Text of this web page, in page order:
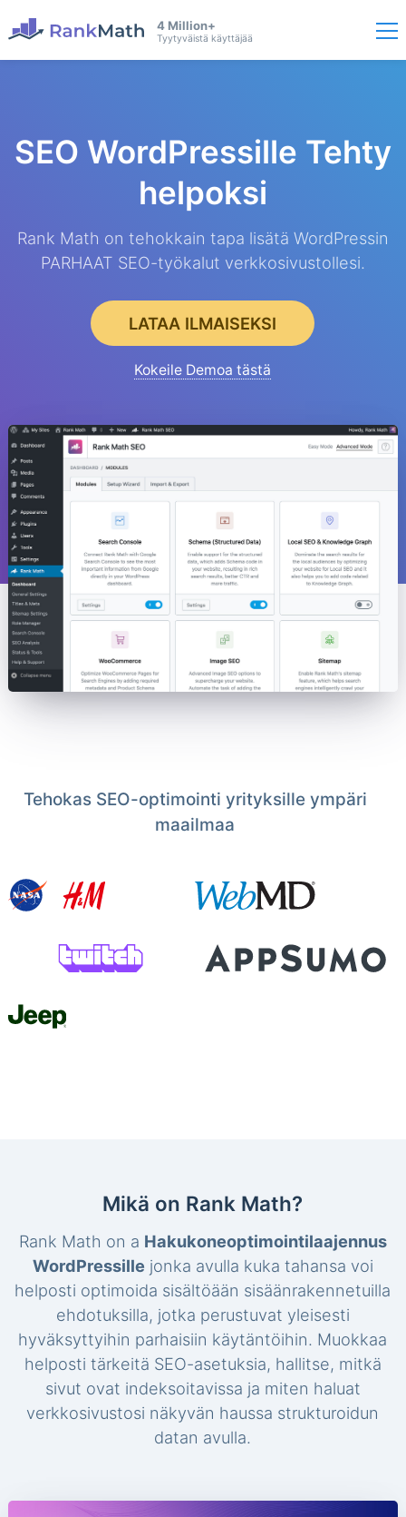
4 Million+
Tyytyväistä käyttäjää
SEO WordPressille Tehty
helpoksi
Rank Math on tehokkain tapa lisätä WordPressin
PARHAAT SEO-työkalut verkkosivustollesi.
LATAA ILMAISEKSI
Kokeile Demoa tästä
Tehokas SEO-optimointi yrityksille ympäri
maailmaa
Mikä on Rank Math?
Rank Math on a Hakukoneoptimointilaajennus
WordPressille jonka avulla kuka tahansa voi
helposti optimoida sisältöään sisäänrakennetuilla
ehdotuksilla, jotka perustuvat yleisesti
hyväksyttyihin parhaisiin käytäntöihin. Muokkaa
helposti tärkeitä SEO-asetuksia, hallitse, mitkä
sivut ovat indeksoitavissa ja miten haluat
verkkosivustosi näkyvän haussa strukturoidun
datan avulla.